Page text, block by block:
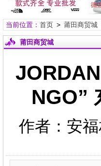
当前位置： 首页> 莆田商贸城
莆田商贸城
NGO”
作者：安